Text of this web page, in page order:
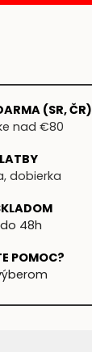
(SR, ČR)
nad €80
dobierka
48h
POMOC?